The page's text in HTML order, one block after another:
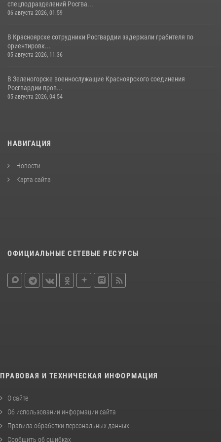
спецподразделений Росгва...
06 августа 2026, 01:59
В Красноярске сотрудники Росгвардии задержали грабителя по
ориентировк...
05 августа 2026, 11:36
В Зеленогорске военнослужащие Красноярского соединения
Росгвардии пров...
05 августа 2026, 04:54
НАВИГАЦИЯ
Новости
Карта сайта
ОФИЦИАЛЬНЫЕ СЕТЕВЫЕ РЕСУРСЫ
ПРАВОВАЯ И ТЕХНИЧЕСКАЯ ИНФОРМАЦИЯ
О сайте
Об использовании информации сайта
Правила обработки персональных данных
Сообщить об ошибках